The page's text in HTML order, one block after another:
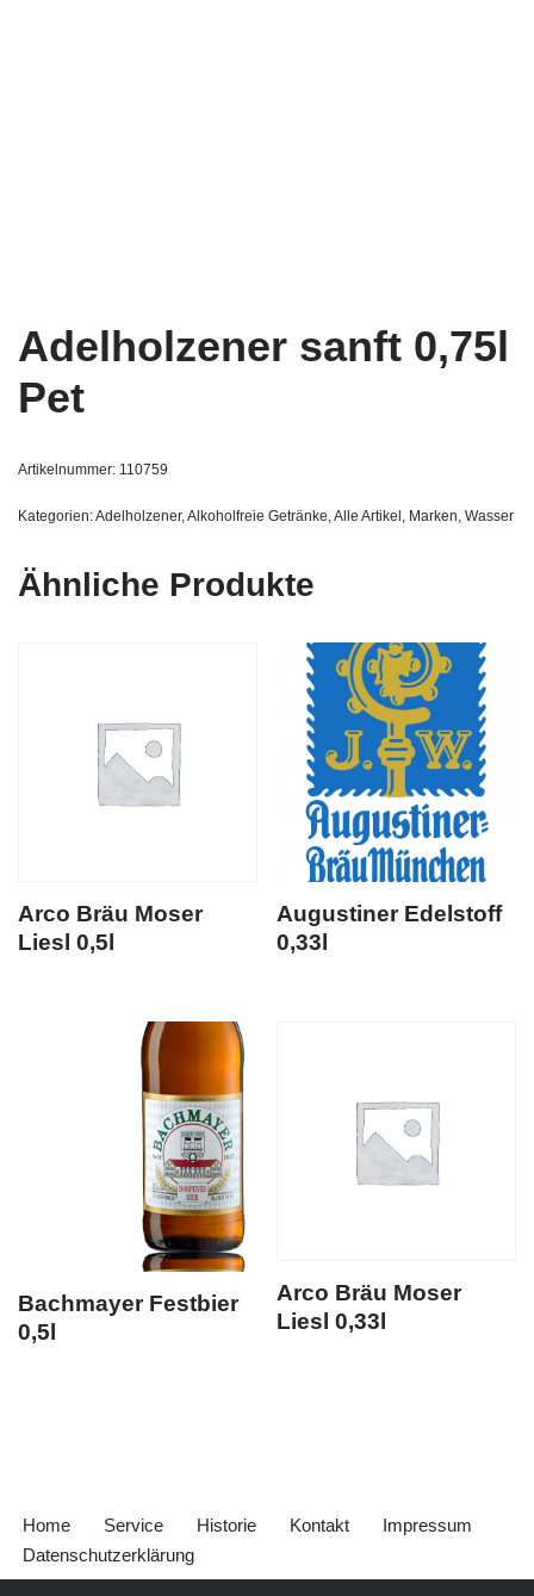
Adelholzener sanft 0,75l
Pet
Artikelnummer: 110759
Kategorien:Adelholzener,Alkoholfreie Getränke,Alle Artikel , Marken, Wasser
Ähnliche Produkte
Arco Bräu Moser
Liesl 0,5l
Augustiner Edelstoff
0,33l
Bachmayer Festbier
0,5l
Arco Bräu Moser
Liesl 0,33l
Home Service Historie Kontakt
Impressum
Datenschutzerklärung